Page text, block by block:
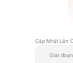
Cập Nhật Lần
Giai đoạn